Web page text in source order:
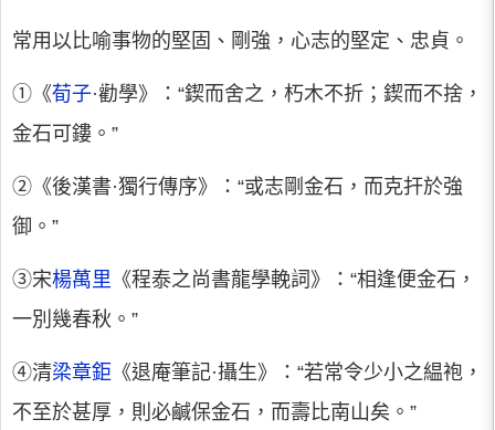
常用以比喻事物的堅固、剛強，心志的堅定、忠貞。
①《荀子·勸學》：“鍥而舍之，朽木不折；鍥而不捨，
金石可鏤。”
②《後漢書·獨行傳序》：“或志剛金石，而克扞於強
御。”
③宋楊萬里 《程泰之尚書龍學輓詞》：“相逢便金石，
一別幾春秋。”
④清梁章鉅 《退庵筆記·攝生》：“若常令少小之緼袍，
不至於甚厚，則必鹹保金石，而壽比南山矣。”